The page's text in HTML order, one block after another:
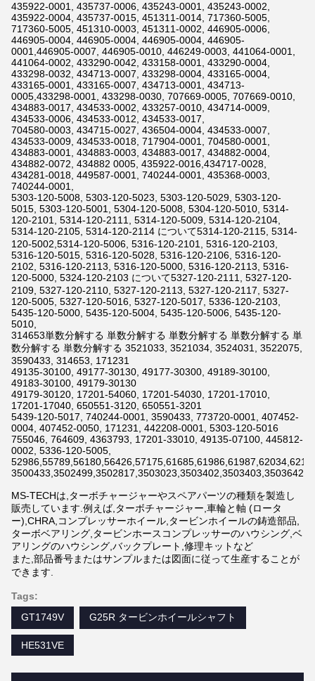
435922-0001, 435737-0006, 435243-0001, 435243-0002,
435922-0004, 435737-0015, 451311-0014, 717360-5005,
717360-5005, 451310-0003, 451311-0002, 446905-0006,
446905-0004, 446905-0004, 446905-0004, 446905-
0001,446905-0007, 446905-0010, 446249-0003, 441064-0001,
441064-0002, 433290-0042, 433158-0001, 433290-0004,
433298-0032, 434713-0007, 433298-0004, 433165-0004,
433165-0001, 433165-0007, 434713-0001, 434713-
0005,433298-0001, 433298-0030, 707669-0005, 707669-0010,
434883-0017, 434533-0002, 433257-0010, 434714-0009,
434533-0006, 434533-0012, 434533-0017,
704580-0003, 434715-0027, 436504-0004, 434533-0007,
434533-0009, 434533-0018, 717904-0001, 704580-0001,
434883-0001, 434883-0003, 434883-0017, 434882-0004,
434882-0072, 434882 0005, 435922-0016,434717-0028,
434281-0018, 449587-0001, 740244-0001, 435368-0003,
740244-0001,
5303-120-5008, 5303-120-5023, 5303-120-5029, 5303-120-
5015, 5303-120-5001, 5304-120-5008, 5304-120-5010, 5314-
120-2101, 5314-120-2111, 5314-120-5009, 5314-120-2104,
5314-120-2105, 5314-120-2114 について5314-120-2115, 5314-
120-5002,5314-120-5006, 5316-120-2101, 5316-120-2103,
5316-120-5015, 5316-120-5028, 5316-120-2106, 5316-120-
2102, 5316-120-2113, 5316-120-5000, 5316-120-2113, 5316-
120-5000, 5324-120-2103 について5327-120-2111, 5327-120-
2109, 5327-120-2110, 5327-120-2113, 5327-120-2117, 5327-
120-5005, 5327-120-5016, 5327-120-5017, 5336-120-2103,
5435-120-5000, 5435-120-5004, 5435-120-5006, 5435-120-
5010,
314653単数分解する 単数分解する 単数分解する 単数分解する 単
数分解する 単数分解する 3521033, 3521034, 3524031, 3522075,
3590433, 314653, 171231
49135-30100, 49177-30130, 49177-30300, 49189-30100,
49183-30100, 49179-30130
49179-30120, 17201-54060, 17201-54030, 17201-17010,
17201-17040, 650551-3120, 650551-3201
5439-120-5017, 740244-0001, 3590433, 773720-0001, 407452-
0004, 407452-0050, 171231, 442208-0001, 5303-120-5016
755046, 764609, 4363793, 17201-33010, 49135-07100, 445812-
0002, 5336-120-5005,
MS-TECHは,ターボチャージャーやスペアパーツの種類を製造し
販売しています.例えば,ターボチャージャー,車輪と軸 (ロータ
ー),CHRA,コンプレッサーホイール,タービンホイールの鋳造部品,
ターボベアリング,タービンホースコンプレッサーのハウシング,ベ
アリングのハウシング,バックプレート,修理キットなど
また,部品番号またはサンプルまたは図面に従って生産することが
できます.
Tags:
GT1749V
G25R タービンホイールシャフト
HE531VE